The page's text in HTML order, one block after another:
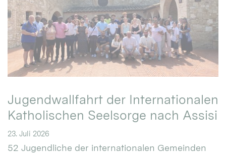
Jugendwallfahrt der Internationalen
Katholischen Seelsorge nach Assisi
23. Juli 2026
52 Jugendliche der internationalen Gemeinden